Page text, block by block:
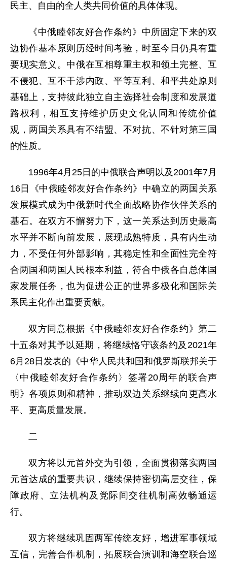
民主、自由的全人类共同价值的具体体现。
《中俄睦邻友好合作条约》中所固定下来的双
边协作基本原则历经时间考验，时至今日仍具有重
要现实意义。中俄在互相尊重主权和领土完整、互
不侵犯、互不干涉内政、平等互利、和平共处原则
基础上，支持彼此独立自主选择社会制度和发展道
路权利，相互支持维护历史文化认同和传统价值
观，两国关系具有不结盟、不对抗、不针对第三国
的性质。
1996年4月25日的中俄联合声明以及2001年7月
16日《中俄睦邻友好合作条约》中确立的两国关系
发展模式成为中俄新时代全面战略协作伙伴关系的
基石。在双方不懈努力下，这一关系达到历史最高
水平并不断向前发展，展现成熟特质，具有内生动
力，不受任何外部影响，其稳定性和全面性完全符
合两国和两国人民根本利益，符合中俄各自总体国
家发展任务，也为促进公正的世界多极化和国际关
系民主化作出重要贡献。
双方同意根据《中俄睦邻友好合作条约》第二
十五条对其予以延期，将继续恪守该条约及2021年
6月28日发表的《中华人民共和国和俄罗斯联邦关于
〈中俄睦邻友好合作条约〉签署20周年的联合声
明》各项原则和精神，推动双边关系继续向更高水
平、更高质量发展。
二
双方将以元首外交为引领，全面贯彻落实两国
元首达成的重要共识，继续保持密切高层交往，保
障政府、立法机构及党际间交往机制高效畅通运
行。
双方将继续巩固两军传统友好，增进军事领域
互信，完善合作机制，拓展联合演训和海空联合巡